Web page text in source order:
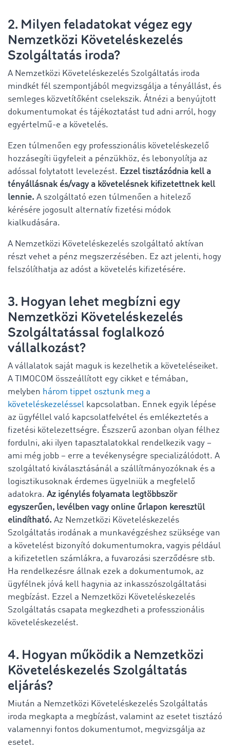
2. Milyen feladatokat végez egy
Nemzetközi Követeléskezelés
Szolgáltatás iroda?
A Nemzetközi Követeléskezelés Szolgáltatás iroda
mindkét fél szempontjából megvizsgálja a tényállást, és
semleges közvetítőként cselekszik. Átnézi a benyújtott
dokumentumokat és tájékoztatást tud adni arról, hogy
egyértelmű-e a követelés.
Ezen túlmenően egy professzionális követeléskezelő
hozzásegíti ügyfeleit a pénzükhöz, és lebonyolítja az
adóssal folytatott levelezést. Ezzel tisztázódnia kell a
tényállásnak és/vagy a követelésnek kifizetettnek kell
lennie. A szolgáltató ezen túlmenően a hitelező
kérésére jogosult alternatív fizetési módok
kialkudására.
A Nemzetközi Követeléskezelés szolgáltató aktívan
részt vehet a pénz megszerzésében. Ez azt jelenti, hogy
felszólíthatja az adóst a követelés kifizetésére.
3. Hogyan lehet megbízni egy
Nemzetközi Követeléskezelés
Szolgáltatással foglalkozó
vállalkozást?
A vállalatok saját maguk is kezelhetik a követeléseiket.
A TIMOCOM összeállított egy cikket e témában,
melyben három tippet osztunk meg a
követeléskezeléssel kapcsolatban. Ennek egyik lépése
az ügyféllel való kapcsolatfelvétel és emlékeztetés a
fizetési kötelezettségre. Észszerű azonban olyan félhez
fordulni, aki ilyen tapasztalatokkal rendelkezik vagy –
ami még jobb – erre a tevékenységre specializálódott. A
szolgáltató kiválasztásánál a szállítmányozóknak és a
logisztikusoknak érdemes ügyelniük a megfelelő
adatokra. Az igénylés folyamata legtöbbször
egyszerűen, levélben vagy online űrlapon keresztül
elindítható. Az Nemzetközi Követeléskezelés
Szolgáltatás irodának a munkavégzéshez szüksége van
a követelést bizonyító dokumentumokra, vagyis például
a kifizetetlen számlákra, a fuvarozási szerződésre stb.
Ha rendelkezésre állnak ezek a dokumentumok, az
ügyfélnek jóvá kell hagynia az inkasszószolgáltatási
megbízást. Ezzel a Nemzetközi Követeléskezelés
Szolgáltatás csapata megkezdheti a professzionális
követeléskezelést.
4. Hogyan működik a Nemzetközi
Követeléskezelés Szolgáltatás
eljárás?
Miután a Nemzetközi Követeléskezelés Szolgáltatás
iroda megkapta a megbízást, valamint az esetet tisztázó
valamennyi fontos dokumentumot, megvizsgálja az
esetet.